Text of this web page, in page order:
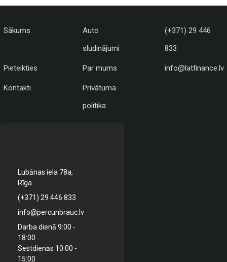
Sākums
Auto
sludinājumi
(+371) 29 446
833
Pieteikties Par mums info@latfinance.lv
Kontakti
Privātuma
politika
Lubānas iela 78a,
Rīga
(+371) 29 446 833
info@percunbrauc.lv
Darba dienā 9:00 -
18:00
Sestdienās 10:00 -
15:00